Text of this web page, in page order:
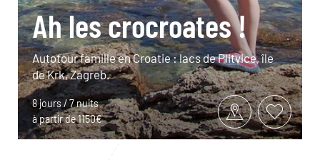
Ah les crocroates !
Autotour famille en Croatie : lacs de Plitvice, île
de Krk, Zagreb.
8 jours / 7 nuits
à partir de 1150€